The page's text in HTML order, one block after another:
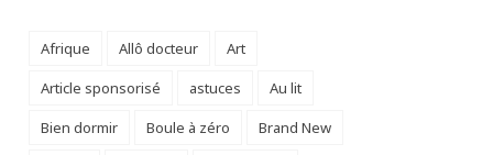
Afrique Allô docteur
Art
Article sponsorisé
astuces
Au lit
Bien dormir
Boule à zéro
Brand New